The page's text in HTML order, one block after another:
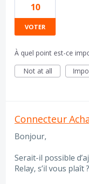
10
VOTER
À quel point est-ce
Not at all
Connecteur
Bonjour,
Serait-il possible
Relay, s’il vous plaît ?